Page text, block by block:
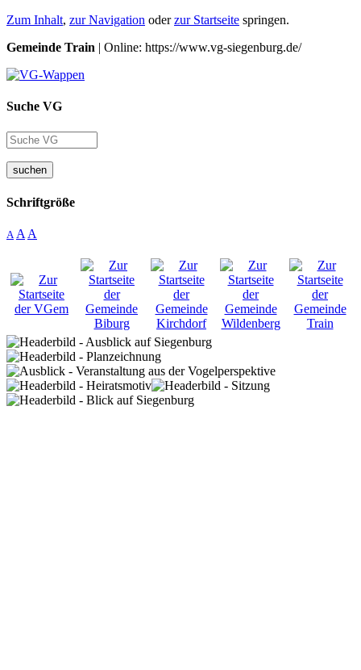
Zum Inhalt, zur Navigation oderzur Startseite springen.
Gemeinde Train | Online: https://www.vg-siegenburg.de/
Suche VG
suchen
Schriftgröße
A A A